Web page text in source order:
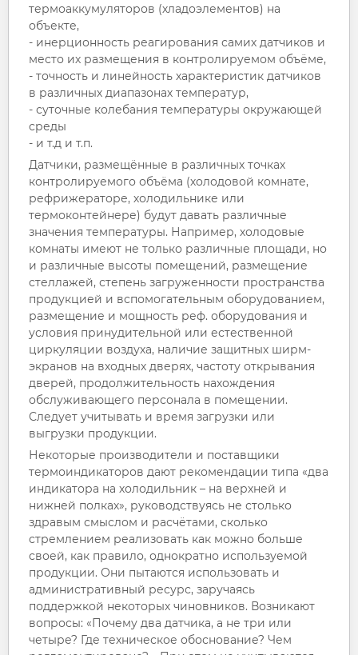
термоаккумуляторов (хладоэлементов) на
объекте,
- инерционность реагирования самих датчиков и
место их размещения в контролируемом объёме,
- точность и линейность характеристик датчиков
в различных диапазонах температур,
- суточные колебания температуры окружающей
среды
- и т.д и т.п.
Датчики, размещённые в различных точках
контролируемого объёма (холодовой комнате,
рефрижераторе, холодильнике или
термоконтейнере) будут давать различные
значения температуры. Например, холодовые
комнаты имеют не только различные площади, но
и различные высоты помещений, размещение
стеллажей, степень загруженности пространства
продукцией и вспомогательным оборудованием,
размещение и мощность реф. оборудования и
условия принудительной или естественной
циркуляции воздуха, наличие защитных ширм-
экранов на входных дверях, частоту открывания
дверей, продолжительность нахождения
обслуживающего персонала в помещении.
Следует учитывать и время загрузки или
выгрузки продукции.
Некоторые производители и поставщики
термоиндикаторов дают рекомендации типа «два
индикатора на холодильник – на верхней и
нижней полках», руководствуясь не столько
здравым смыслом и расчётами, сколько
стремлением реализовать как можно больше
своей, как правило, однократно используемой
продукции. Они пытаются использовать и
административный ресурс, заручаясь
поддержкой некоторых чиновников. Возникают
вопросы: «Почему два датчика, а не три или
четыре? Где техническое обоснование? Чем